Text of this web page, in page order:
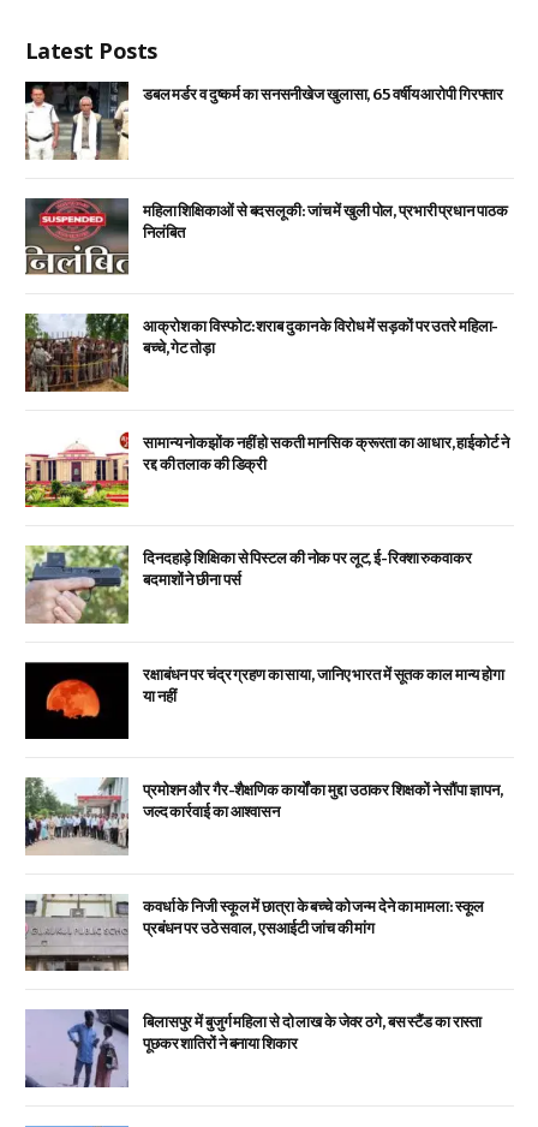
Latest Posts
डबल मर्डर व दुष्कर्म का सनसनीखेज खुलासा, 65 वर्षीय आरोपी गिरफ्तार
महिला शिक्षिकाओं से बदसलूकी: जांच में खुली पोल, प्रभारी प्रधान पाठक
निलंबित
आक्रोश का विस्फोट: शराब दुकान के विरोध में सड़कों पर उतरे महिला-
बच्चे, गेट तोड़ा
सामान्य नोकझोंक नहीं हो सकती मानसिक क्रूरता का आधार, हाईकोर्ट ने
रद्द की तलाक की डिक्री
दिनदहाड़े शिक्षिका से पिस्टल की नोक पर लूट, ई-रिक्शा रुकवाकर
बदमाशों ने छीना पर्स
रक्षाबंधन पर चंद्र ग्रहण का साया, जानिए भारत में सूतक काल मान्य होगा
या नहीं
प्रमोशन और गैर-शैक्षणिक कार्यों का मुद्दा उठाकर शिक्षकों ने सौंपा ज्ञापन,
जल्द कार्रवाई का आश्वासन
कवर्धा के निजी स्कूल में छात्रा के बच्चे को जन्म देने का मामला: स्कूल
प्रबंधन पर उठे सवाल, एसआईटी जांच की मांग
बिलासपुर में बुजुर्ग महिला से दो लाख के जेवर ठगे, बस स्टैंड का रास्ता
पूछकर शातिरों ने बनाया शिकार